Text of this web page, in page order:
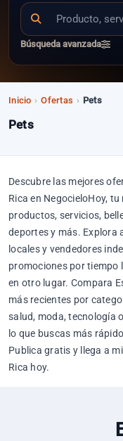
Búsqueda avanzada
Inicio › Ofertas › Pets
Pets
Descubre las mejores
Rica en NegocieloHoy,
productos, servicios,
deportes y más. Explora
locales y vendedores
promociones por tiempo
en otro lugar. Compara
más recientes por
salud, moda, tecnología
lo que buscas más
Publica gratis y llega a
Rica hoy.